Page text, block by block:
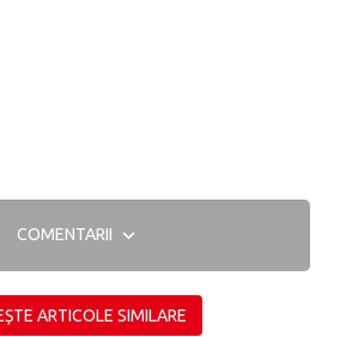
COMENTARII
ARTICOLE SIMILARE